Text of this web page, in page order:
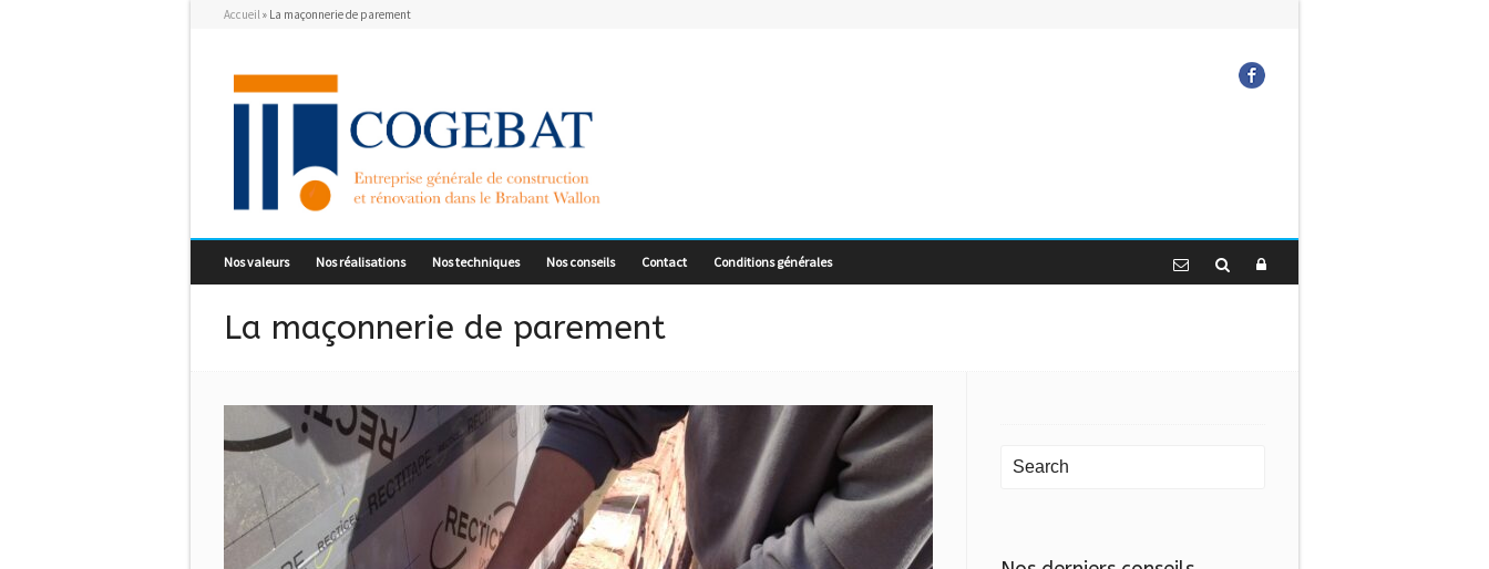
Accueil» La maçonnerie de parement
Nos valeurs Nos réalisations Nos techniques Nos conseils Contact Conditions générales
La maçonnerie de parement